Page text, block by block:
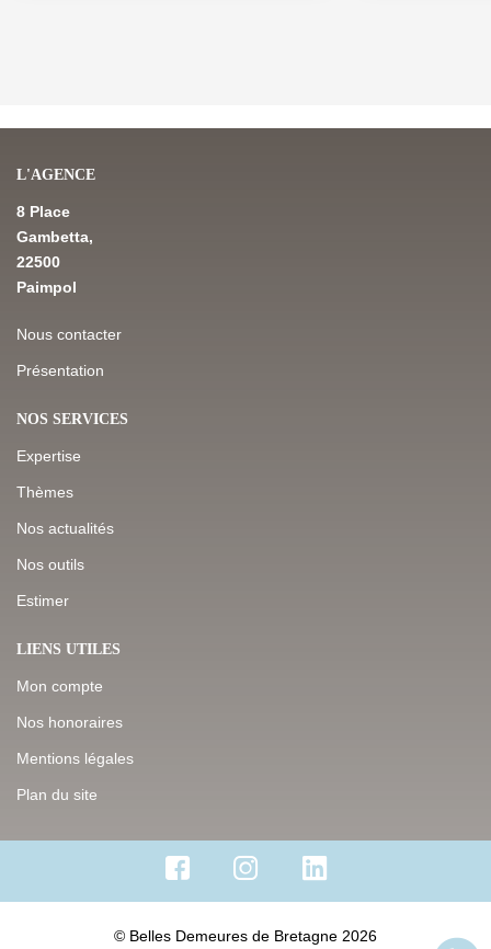
L'AGENCE
8 Place
Gambetta,
22500
Paimpol
Nous contacter
Présentation
NOS SERVICES
Expertise
Thèmes
Nos actualités
Nos outils
Estimer
LIENS UTILES
Mon compte
Nos honoraires
Mentions légales
Plan du site
© Belles Demeures de Bretagne 2026